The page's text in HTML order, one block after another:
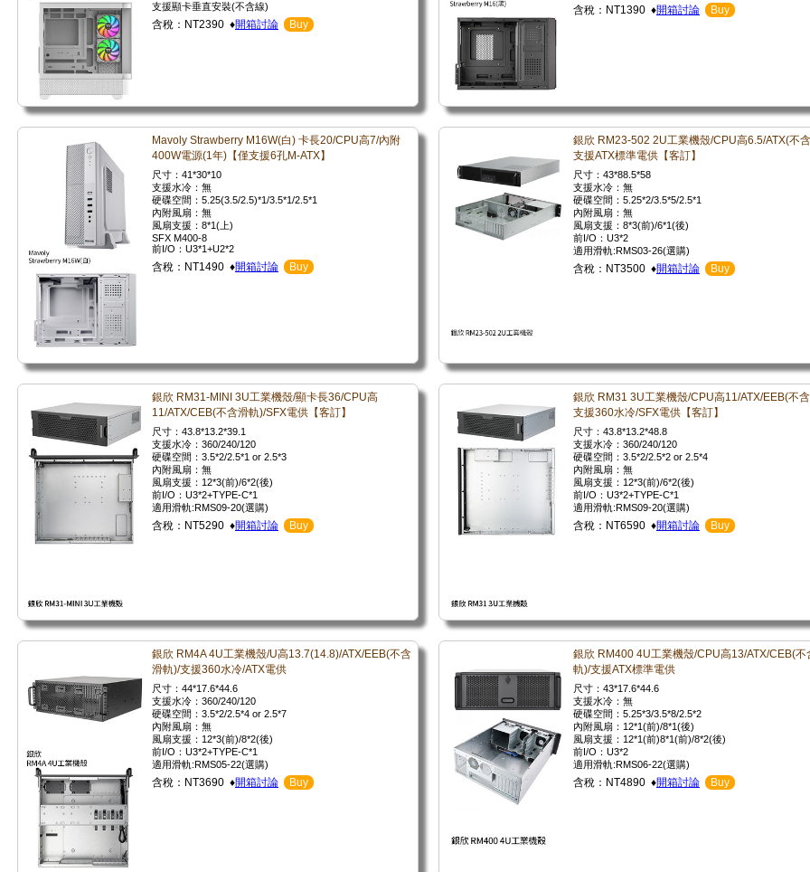
支援顯卡垂直安裝(不含線)
含稅：NT2390 ♦開箱討論 Buy
含稅：NT1390 ♦開箱討論 Buy
Mavoly Strawberry M16W(白) 卡長20/CPU高7/內附
400W電源(1年)【僅支援6孔M-ATX】
尺寸：41*30*10
支援水冷：無
硬碟空間：5.25(3.5/2.5)*1/3.5*1/2.5*1
內附風扇：無
風扇支援：8*1(上)
SFX M400-8
前I/O：U3*1+U2*2
含稅：NT1490 ♦開箱討論 Buy
銀欣 RM23-502 2U工業機殼/CPU高6.5/ATX(不
支援ATX標準電供【客訂】
尺寸：43*88.5*58
支援水冷：無
硬碟空間：5.25*2/3.5*5/2.5*1
內附風扇：無
風扇支援：8*3(前)/6*1(後)
前I/O：U3*2
適用滑軌:RMS03-26(選購)
含稅：NT3500 ♦開箱討論 Buy
銀欣 RM31-MINI 3U工業機殼/顯卡長36/CPU高
11/ATX/CEB(不含滑軌)/SFX電供【客訂】
尺寸：43.8*13.2*39.1
支援水冷：360/240/120
硬碟空間：3.5*2/2.5*1 or 2.5*3
內附風扇：無
風扇支援：12*3(前)/6*2(後)
前I/O：U3*2+TYPE-C*1
適用滑軌:RMS09-20(選購)
含稅：NT5290 ♦開箱討論 Buy
銀欣 RM31 3U工業機殼/CPU高11/ATX/EEB(不
支援360水冷/SFX電供【客訂】
尺寸：43.8*13.2*48.8
支援水冷：360/240/120
硬碟空間：3.5*2/2.5*2 or 2.5*4
內附風扇：無
風扇支援：12*3(前)/6*2(後)
前I/O：U3*2+TYPE-C*1
適用滑軌:RMS09-20(選購)
含稅：NT6590 ♦開箱討論 Buy
銀欣 RM4A 4U工業機殼/U高13.7(14.8)/ATX/EEB(不含
滑軌)/支援360水冷/ATX電供
尺寸：44*17.6*44.6
支援水冷：360/240/120
硬碟空間：3.5*2/2.5*4 or 2.5*7
內附風扇：無
風扇支援：12*3(前)/8*2(後)
前I/O：U3*2+TYPE-C*1
適用滑軌:RMS05-22(選購)
含稅：NT3690 ♦開箱討論 Buy
銀欣 RM400 4U工業機殼/CPU高13/ATX/CEB(不
軌)/支援ATX標準電供
尺寸：43*17.6*44.6
支援水冷：無
硬碟空間：5.25*3/3.5*8/2.5*2
內附風扇：12*1(前)/8*1(後)
風扇支援：12*1(前)8*1(前)/8*2(後)
前I/O：U3*2
適用滑軌:RMS06-22(選購)
含稅：NT4890 ♦開箱討論 Buy